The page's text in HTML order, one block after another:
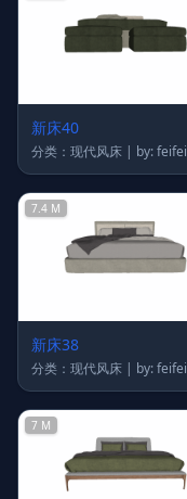
新床40
分类：现代风床 | by: feifei
7.4 M
新床38
分类：现代风床 | by: feifei
7 M